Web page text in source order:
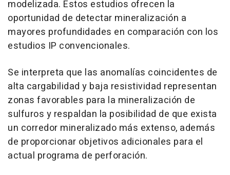
modelizada. Estos estudios ofrecen la
oportunidad de detectar mineralización a
mayores profundidades en comparación con los
estudios IP convencionales.
Se interpreta que las anomalías coincidentes de
alta cargabilidad y baja resistividad representan
zonas favorables para la mineralización de
sulfuros y respaldan la posibilidad de que exista
un corredor mineralizado más extenso, además
de proporcionar objetivos adicionales para el
actual programa de perforación.